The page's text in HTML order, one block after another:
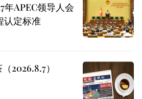
年APEC领导人会
认定标准
2026.8.7）